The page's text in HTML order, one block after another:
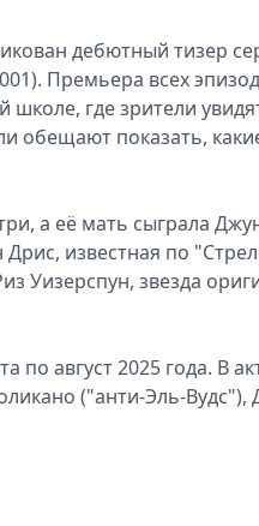
дебютный тизер
Премьера всех
школе, где зрители
обещают показать,
а её мать сыграла
известная по
Уизерспун, звезда
по август 2025 года. В
("анти-Эль-